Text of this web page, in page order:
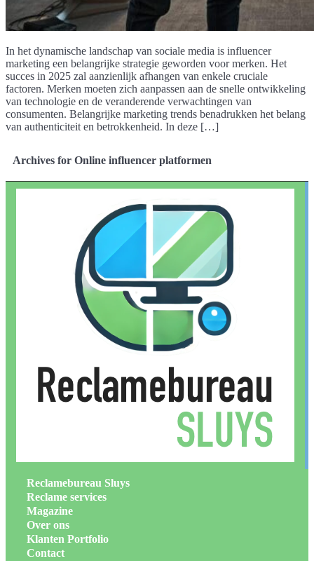
In het dynamische landschap van sociale media is influencer
marketing een belangrijke strategie geworden voor merken. Het
succes in 2025 zal aanzienlijk afhangen van enkele cruciale
factoren. Merken moeten zich aanpassen aan de snelle ontwikkeling
van technologie en de veranderende verwachtingen van
consumenten. Belangrijke marketing trends benadrukken het belang
van authenticiteit en betrokkenheid. In deze […]
Archives for Online influencer platformen
Reclamebureau Sluys
Reclame services
Magazine
Over ons
Klanten Portfolio
Contact